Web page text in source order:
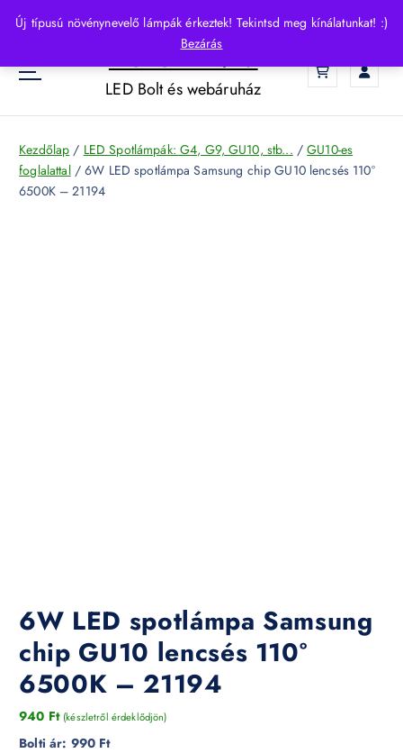
Új típusú növénynevelő lámpák érkeztek! Tekintsd meg kínálatunkat! :)
Bezárás
p
o
HelloLED.hu
LED Bolt és webáruház
Kezdőlap / LED Spotlámpák: G4, G9, GU10, stb... /GU10-es
foglalattal/ 6W LED spotlámpa Samsung chip GU10 lencsés 110°
6500K – 21194
6W LED spotlámpa Samsung
chip GU10 lencsés 110°
6500K – 21194
940 Ft (készletről érdeklődjön)
Bolti ár: 990 Ft